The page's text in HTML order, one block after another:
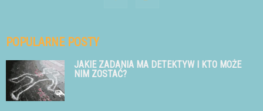
POPULARNE POSTY
JAKIE ZADANIA MA DETEKTYW I KTO MOŻE
NIM ZOSTAĆ?